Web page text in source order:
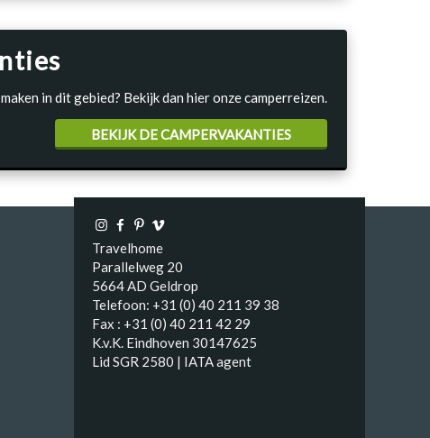
in dit gebied? Bekijk dan hier onze camperreizen.
BEKIJK DE CAMPERVAKANTIES
Travelhome
Parallelweg 20
5664 AD Geldrop
Telefoon: +31 (0) 40 211 39 38
Fax : +31 (0) 40 211 42 29
K.v.K. Eindhoven 30147625
Lid SGR 2580 | IATA agent